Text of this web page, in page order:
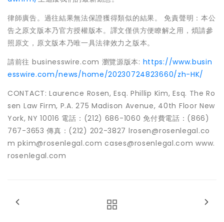
律師廣告。過往結果無法保證獲得類似的結果。 免責聲明：本公
告之原文版本乃官方授權版本。譯文僅供方便瞭解之用，煩請參
照原文，原文版本乃唯一具法律效力之版本。
請前往 businesswire.com 瀏覽源版本: https://www.busin
esswire.com/news/home/20230724823660/zh-HK/
CONTACT: Laurence Rosen, Esq. Phillip Kim, Esq. The Ro
sen Law Firm, P.A. 275 Madison Avenue, 40th Floor New
York, NY 10016 電話：(212) 686-1060 免付費電話：(866)
767-3653 傳真：(212) 202-3827 lrosen@rosenlegal.co
m pkim@rosenlegal.com cases@rosenlegal.com www.
rosenlegal.com